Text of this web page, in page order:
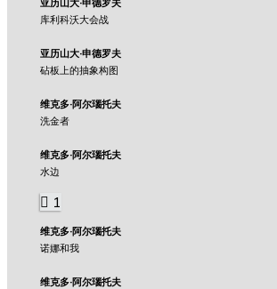
亚历山大·申德罗夫
库利科沃大会战
亚历山大·申德罗夫
砧板上的抽象构图
维克多·阿尔瑙托夫
洗金者
维克多·阿尔瑙托夫
水边
1
维克多·阿尔瑙托夫
诺娜和我
维克多·阿尔瑙托夫